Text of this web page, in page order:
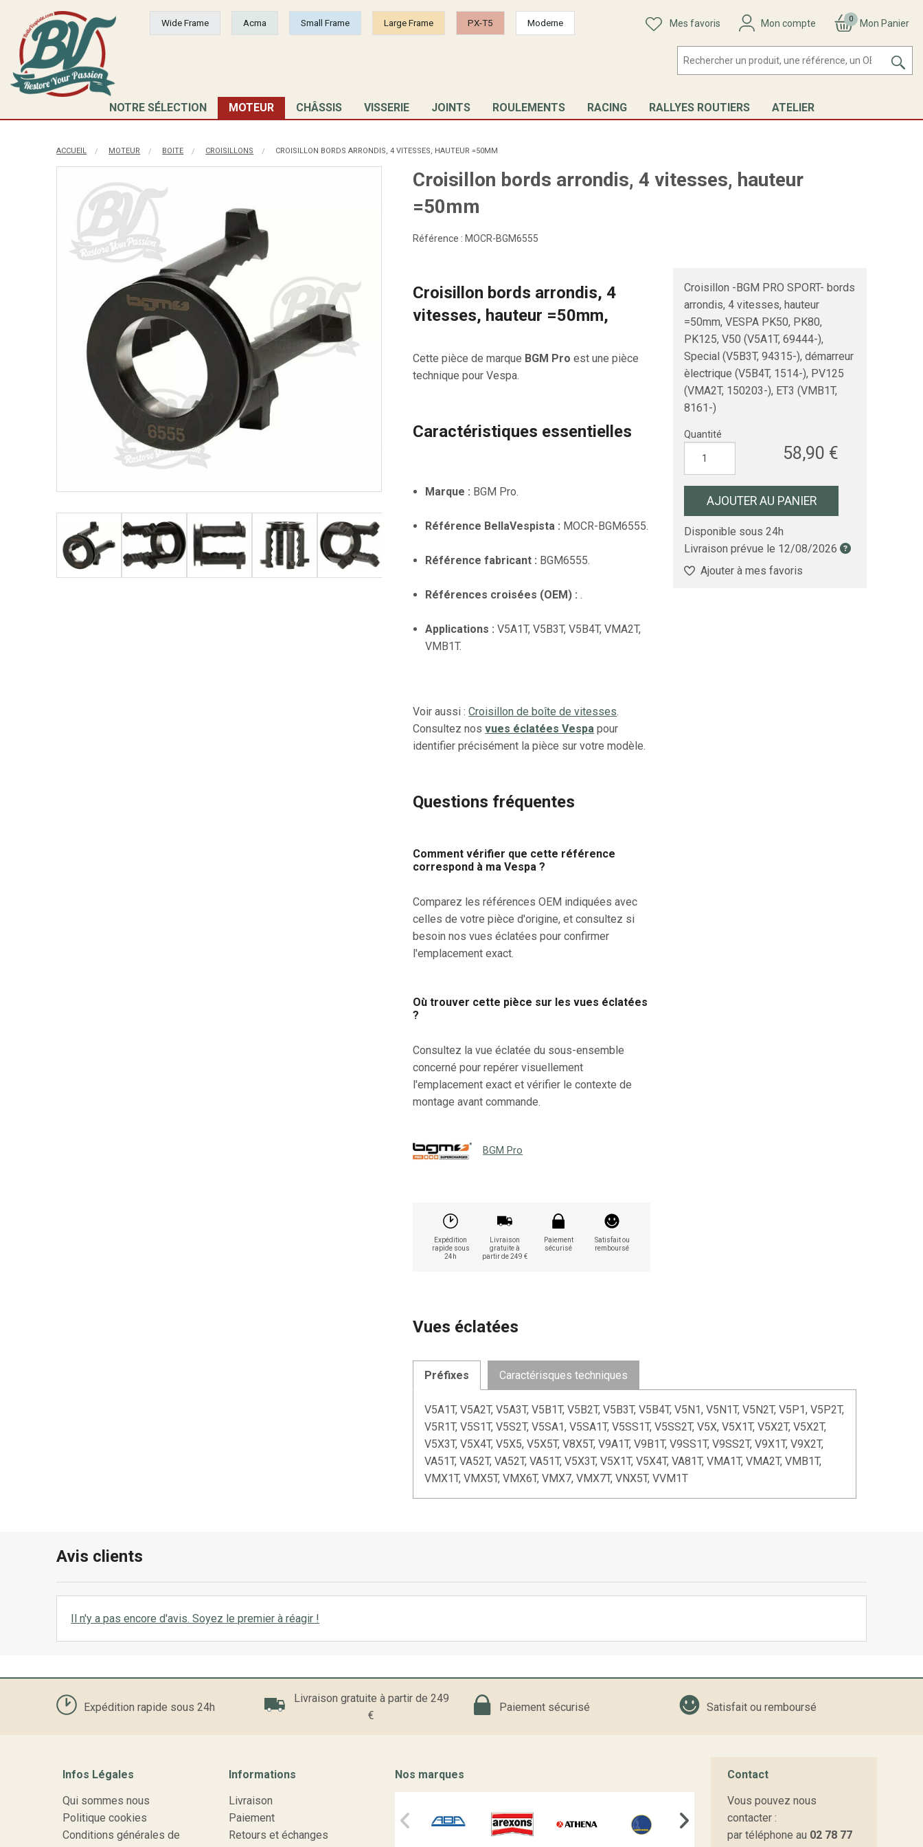
Wide Frame Acma Small Frame Large Frame PX-T5 Moderne Mes favoris Mon compte 0 Mon Panier
NOTRE SÉLECTION MOTEUR CHÂSSIS VISSERIE JOINTS ROULEMENTS RACING RALLYES ROUTIERS ATELIER
ACCUEIL MOTEUR BOITE CROISILLONS CROISILLON BORDS ARRONDIS, 4 VITESSES, HAUTEUR =50MM
Croisillon bords arrondis, 4 vitesses, hauteur
=50mm
Référence : MOCR-BGM6555
Croisillon -BGM PRO SPORT- bords
arrondis, 4 vitesses, hauteur
=50mm, VESPA PK50, PK80,
PK125, V50 (V5A1T, 69444-),
Special (V5B3T, 94315-), démarreur
èlectrique (V5B4T, 1514-), PV125
(VMA2T, 150203-), ET3 (VMB1T,
8161-)
Quantité
58,90 €
AJOUTER AU PANIER
Disponible sous 24h
Livraison prévue le 12/08/2026
Ajouter à mes favoris
Croisillon bords arrondis, 4
vitesses, hauteur =50mm,
Cette pièce de marque BGM Pro est une pièce
technique pour Vespa.
Caractéristiques essentielles
Marque : BGM Pro.
Référence BellaVespista : MOCR-BGM6555.
Référence fabricant : BGM6555.
Références croisées (OEM) : .
Applications : V5A1T, V5B3T, V5B4T, VMA2T,
VMB1T.
Voir aussi :Croisillon de boîte de vitesses.
Consultez nosvues éclatées Vespa pour
identifier précisément la pièce sur votre modèle.
Questions fréquentes
Comment vérifier que cette référence
correspond à ma Vespa ?
Comparez les références OEM indiquées avec
celles de votre pièce d'origine, et consultez si
besoin nos vues éclatées pour confirmer
l'emplacement exact.
Où trouver cette pièce sur les vues éclatées
?
Consultez la vue éclatée du sous-ensemble
concerné pour repérer visuellement
l'emplacement exact et vérifier le contexte de
montage avant commande.
BGM Pro
Expédition
rapide sous
24h
Livraison
gratuite à
partir de 249 €
Paiement
sécurisé
Satisfait ou
remboursé
Vues éclatées
Préfixes Caractérisques techniques
V5A1T, V5A2T, V5A3T, V5B1T, V5B2T, V5B3T, V5B4T, V5N1, V5N1T, V5N2T, V5P1, V5P2T,
V5R1T, V5S1T, V5S2T, V5SA1, V5SA1T, V5SS1T, V5SS2T, V5X, V5X1T, V5X2T, V5X2T,
V5X3T, V5X4T, V5X5, V5X5T, V8X5T, V9A1T, V9B1T, V9SS1T, V9SS2T, V9X1T, V9X2T,
VA51T, VA52T, VA52T, VA51T, V5X3T, V5X1T, V5X4T, VA81T, VMA1T, VMA2T, VMB1T,
VMX1T, VMX5T, VMX6T, VMX7, VMX7T, VNX5T, VVM1T
Avis clients
Il n'y a pas encore d'avis. Soyez le premier à réagir !
Expédition rapide sous 24h
Livraison gratuite à partir de 249
€
Paiement sécurisé Satisfait ou remboursé
Infos Légales
Qui sommes nous
Politique cookies
Conditions générales de
Informations
Livraison
Paiement
Retours et échanges
Nos marques
Contact
Vous pouvez nous
contacter :
par téléphone au 02 78 77